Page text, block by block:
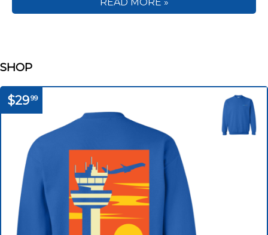
READ MORE »
SHOP
$2999